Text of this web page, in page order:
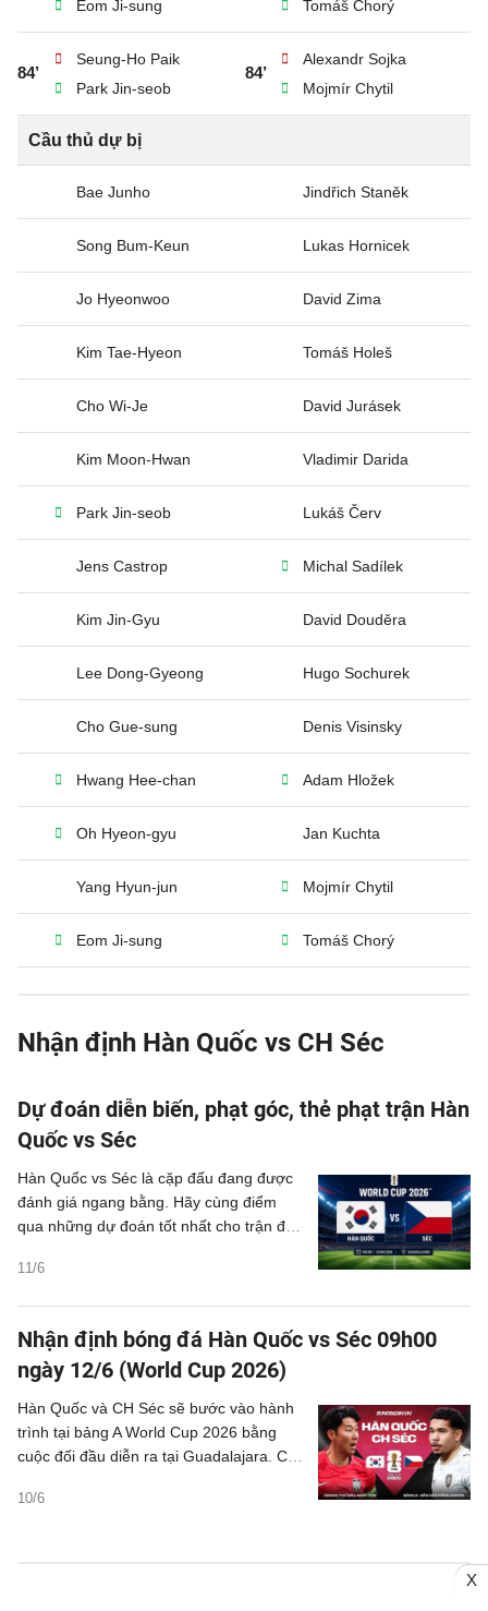
Eom Ji-sung
Tomáš Chorý
84’
Seung-Ho Paik
Park Jin-seob
84’
Alexandr Sojka
Mojmír Chytil
Cầu thủ dự bị
Bae Junho Jindřich Staněk
Song Bum-Keun Lukas Hornicek
Jo Hyeonwoo David Zima
Kim Tae-Hyeon Tomáš Holeš
Cho Wi-Je David Jurásek
Kim Moon-Hwan Vladimir Darida
Park Jin-seob Lukáš Červ
Jens Castrop Michal Sadílek
Kim Jin-Gyu David Douděra
Lee Dong-Gyeong Hugo Sochurek
Cho Gue-sung Denis Visinsky
Hwang Hee-chan Adam Hložek
Oh Hyeon-gyu Jan Kuchta
Yang Hyun-jun Mojmír Chytil
Eom Ji-sung Tomáš Chorý
Nhận định Hàn Quốc vs CH Séc
Dự đoán diễn biến, phạt góc, thẻ phạt trận Hàn
Quốc vs Séc
11/6
Hàn Quốc vs Séc là cặp đấu đang được
đánh giá ngang bằng. Hãy cùng điểm
qua những dự đoán tốt nhất cho trận đấu
Nhận định bóng đá Hàn Quốc vs Séc 09h00
ngày 12/6 (World Cup 2026)
10/6
Hàn Quốc và CH Séc sẽ bước vào hành
trình tại bảng A World Cup 2026 bằng
cuộc đối đầu diễn ra tại Guadalajara. Cả
lợi sẽ mang ý nghĩa đặc biệt quan trọng
X